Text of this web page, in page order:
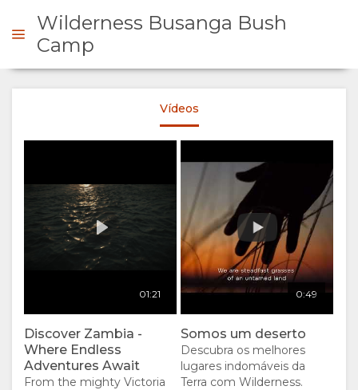
VISÃO
GERAL
SOBRE
FICAR
AQUI
TIPOS DE
QUARTOS
GALERIA
IMAGENS
Wilderness Busanga Bush
Camp
Vídeos
01:21
Discover Zambia -
Where Endless
Adventures Await
From the mighty Victoria
0:49
Somos um deserto
Descubra os melhores
lugares indomáveis da
Terra com Wilderness.
Discover Zambia - Where
00:00